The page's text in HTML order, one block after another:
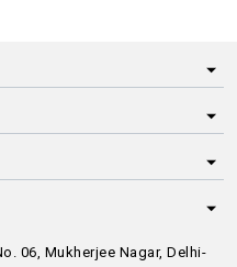
06, Mukherjee Nagar, Delhi-